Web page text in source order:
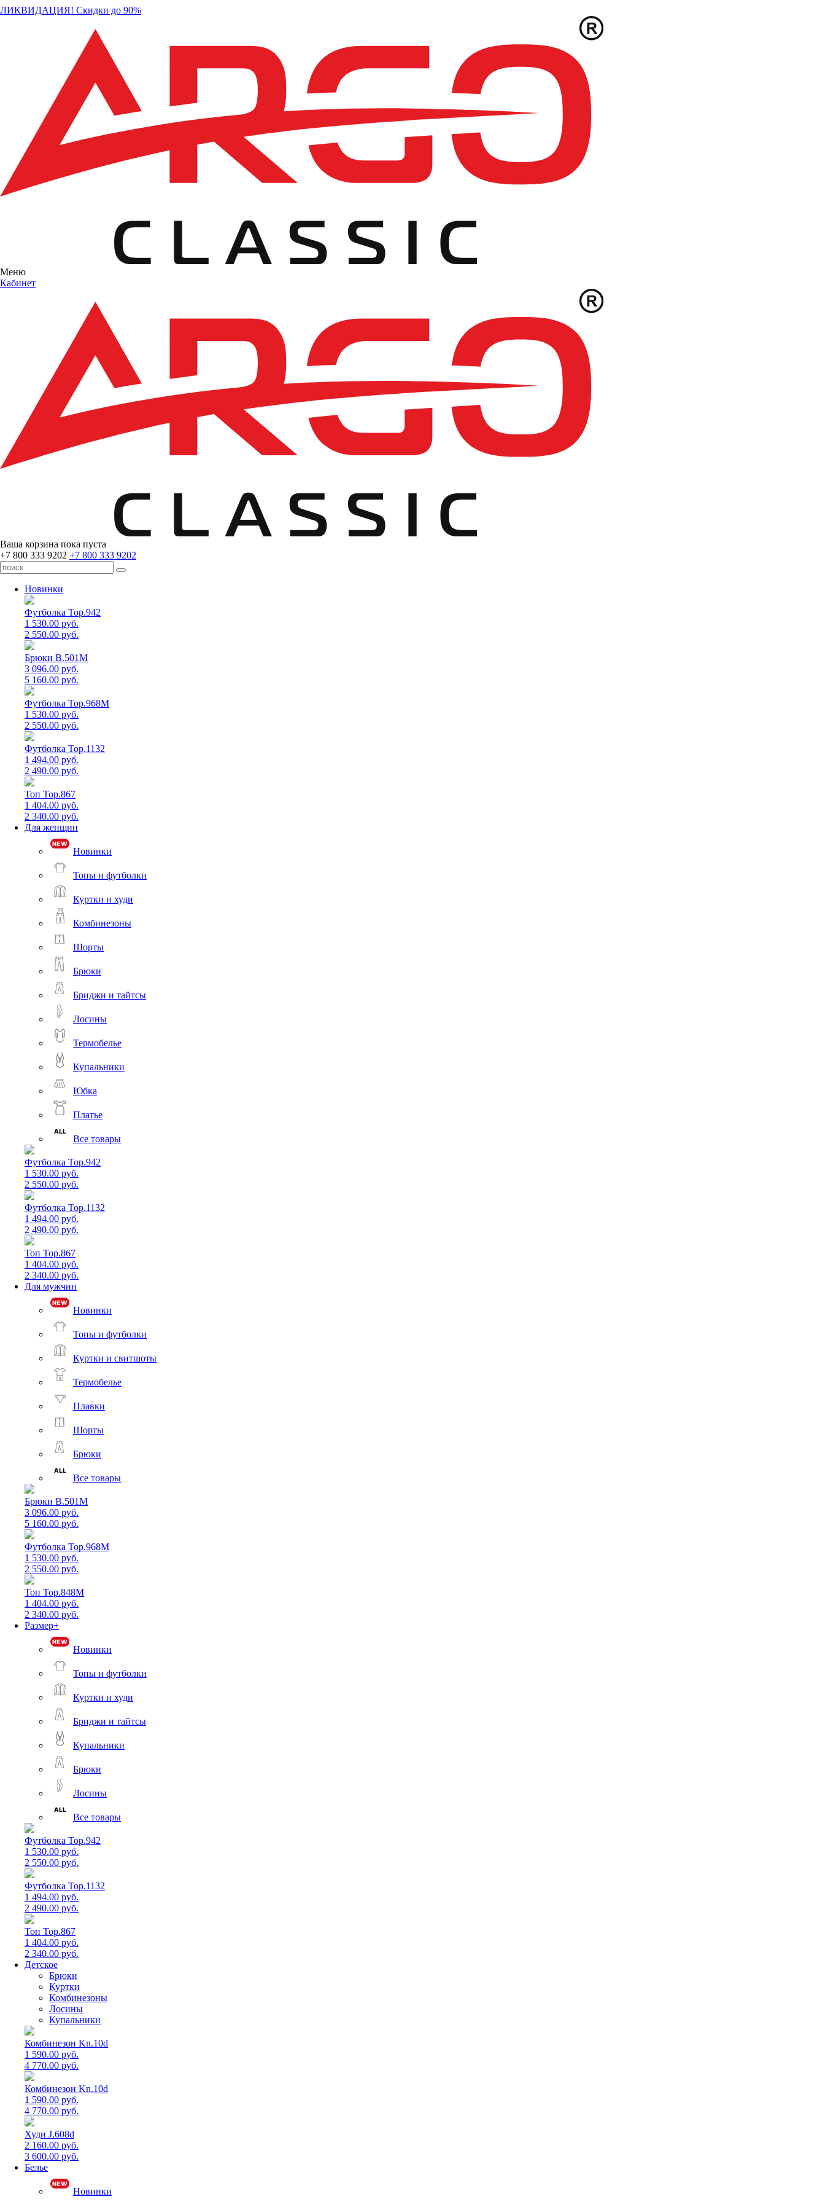
ЛИКВИДАЦИЯ! Скидки до 90%
Меню
Кабинет
Ваша корзина пока пуста
+7 800 333 9202 +7 800 333 9202
Новинки
Футболка Top.942
1 530.00 руб.
2 550.00 руб.
Брюки B.501M
3 096.00 руб.
5 160.00 руб.
Футболка Top.968M
1 530.00 руб.
2 550.00 руб.
Футболка Top.1132
1 494.00 руб.
2 490.00 руб.
Топ Top.867
1 404.00 руб.
2 340.00 руб.
Для женщин
Новинки
Топы и футболки
Куртки и худи
Комбинезоны
Шорты
Брюки
Бриджи и тайтсы
Лосины
Термобелье
Купальники
Юбка
Платье
Все товары
Футболка Top.942
1 530.00 руб.
2 550.00 руб.
Футболка Top.1132
1 494.00 руб.
2 490.00 руб.
Топ Top.867
1 404.00 руб.
2 340.00 руб.
Для мужчин
Новинки
Топы и футболки
Куртки и свитшоты
Термобелье
Плавки
Шорты
Брюки
Все товары
Брюки B.501M
3 096.00 руб.
5 160.00 руб.
Футболка Top.968M
1 530.00 руб.
2 550.00 руб.
Топ Top.848M
1 404.00 руб.
2 340.00 руб.
Размер+
Новинки
Топы и футболки
Куртки и худи
Бриджи и тайтсы
Купальники
Брюки
Лосины
Все товары
Футболка Top.942
1 530.00 руб.
2 550.00 руб.
Футболка Top.1132
1 494.00 руб.
2 490.00 руб.
Топ Top.867
1 404.00 руб.
2 340.00 руб.
Детское
Брюки
Куртки
Комбинезоны
Лосины
Купальники
Комбинезон Kn.10d
1 590.00 руб.
4 770.00 руб.
Комбинезон Kn.10d
1 590.00 руб.
4 770.00 руб.
Худи J.608d
2 160.00 руб.
3 600.00 руб.
Белье
Новинки